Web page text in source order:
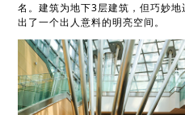
名。建筑为地下3层建筑，但巧妙
出了一个出人意料的明亮空间。